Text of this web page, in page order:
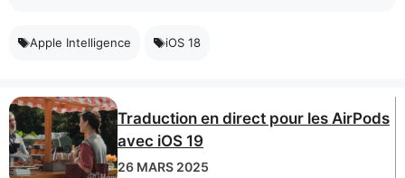
Apple Intelligence iOS 18
Traduction en direct pour les AirPods
avec iOS 19
26 MARS 2025